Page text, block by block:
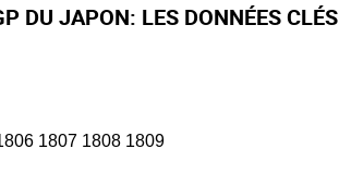
DU JAPON: LES DONNÉES CLÉS
1807 1808 1809